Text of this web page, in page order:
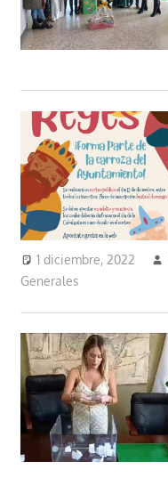
1 diciembre, 2022
Generales